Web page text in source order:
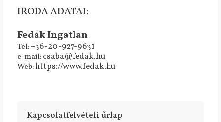
IRODA ADATAI:
Fedák Ingatlan
Tel:+36-20-927-9631
e-mail:csaba@fedak.hu
Web:https://www.fedak.hu
Kapcsolatfelvételi űrlap